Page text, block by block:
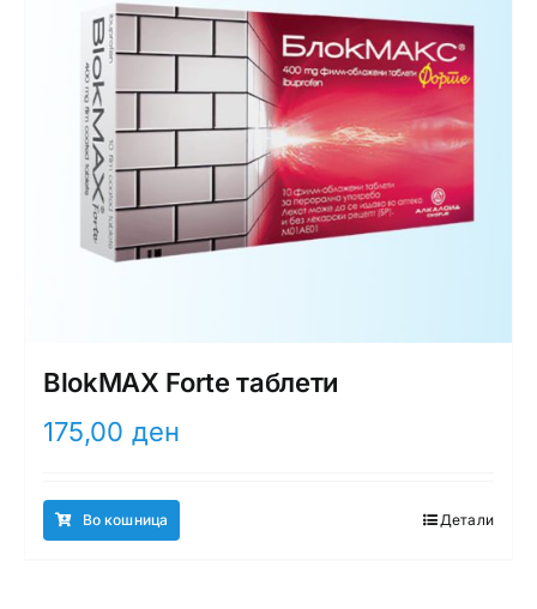
BlokMAX Forte таблети
175,00 ден
Во кошница Детали